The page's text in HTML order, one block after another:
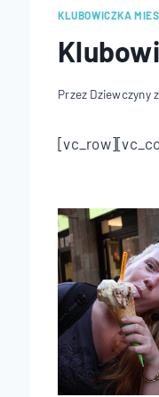
KLUBOWICZKA
Przez Dziewczyny